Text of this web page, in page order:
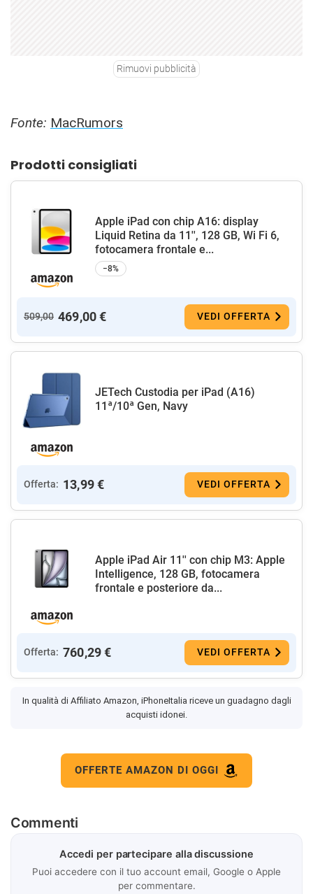
Rimuovi pubblicità
Fonte: MacRumors
Prodotti consigliati
Apple iPad con chip A16: display
Liquid Retina da 11'', 128 GB, Wi Fi 6,
fotocamera frontale e...
−8%
509,00 469,00 € VEDI OFFERTA
JETech Custodia per iPad (A16)
11ª/10ª Gen, Navy
Offerta: 13,99 € VEDI OFFERTA
Apple iPad Air 11'' con chip M3: Apple
Intelligence, 128 GB, fotocamera
frontale e posteriore da...
Offerta: 760,29 € VEDI OFFERTA
In qualità di Affiliato Amazon, iPhoneItalia riceve un guadagno dagli
acquisti idonei.
OFFERTE AMAZON DI OGGI
Commenti
Accedi per partecipare alla discussione
Puoi accedere con il tuo account email, Google o Apple
per commentare.